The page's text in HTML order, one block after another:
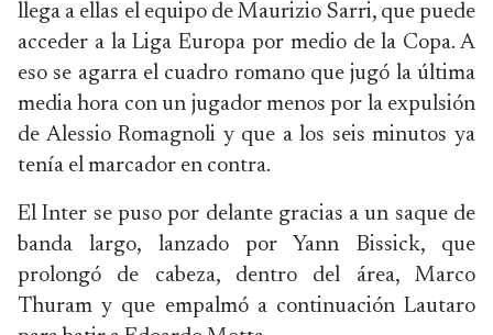
llega a ellas el equipo de Maurizio Sarri, que puede
acceder a la Liga Europa por medio de la Copa. A
eso se agarra el cuadro romano que jugó la última
media hora con un jugador menos por la expulsión
de Alessio Romagnoli y que a los seis minutos ya
tenía el marcador en contra.
El Inter se puso por delante gracias a un saque de
banda largo, lanzado por Yann Bissick, que
prolongó de cabeza, dentro del área, Marco
Thuram y que empalmó a continuación Lautaro